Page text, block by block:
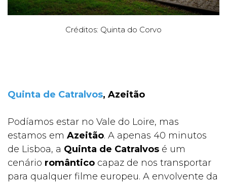
Créditos: Quinta do Corvo
Quinta de Catralvos, Azeitão
Podíamos estar no Vale do Loire, mas
estamos em Azeitão. A apenas 40 minutos
de Lisboa, a Quinta de Catralvos é um
cenário romântico capaz de nos transportar
para qualquer filme europeu. A envolvente da